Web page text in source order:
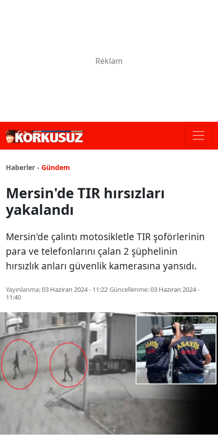
Haberler - Gündem
Mersin'de TIR hırsızları
yakalandı
Mersin'de çalıntı motosikletle TIR şoförlerinin
para ve telefonlarını çalan 2 şüphelinin
hırsızlık anları güvenlik kamerasına yansıdı.
Yayınlanma:03 Haziran 2024 - 11:22 Güncellenme:03 Haziran 2024 -
11:40